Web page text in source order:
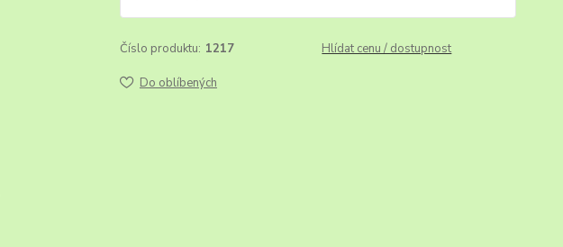
Číslo produktu: 1217 Hlídat cenu / dostupnost
Do oblíbených